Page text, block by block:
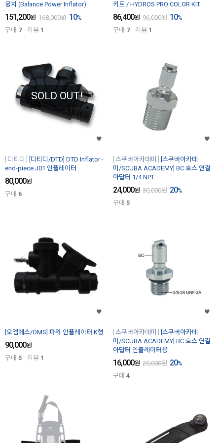
뭉치 (Balance Power Inflator)
151,200원 168,000원 10%
구매 7 리뷰 1
키트 / HYDROS PRO COLOR KIT
86,400원 96,000원 10%
구매 7 리뷰 1
SOLD OUT!
디티디
[디티디/DTD] DTD Inflator -
end-piece J01 인플레이터
80,000원
구매 6
스쿠버아카데미
[스쿠버아카데
미/SCUBA ACADEMY] BC 호스 연결
아답터 1/4 NPT
24,000원 30,000원 20%
구매 5
[오엠에스/OMS] 파워 인플레이터 K형
90,000원
구매 5 리뷰 1
스쿠버아카데미
[스쿠버아카데
미/SCUBA ACADEMY] BC 호스 연결
아답터 인플레이터용
16,000원 20,000원 20%
구매 4